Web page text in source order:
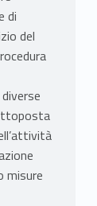
di
del
misure